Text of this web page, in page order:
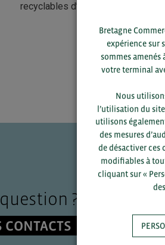
recyclables d’ici 2025).
?
CONTACTS
Bretagne
expérience sur
sommes amenés
votre terminal
Nous
l’utilisation du
utilisons
des mesures
de désactiver ces
modifiables à
cliquant sur «